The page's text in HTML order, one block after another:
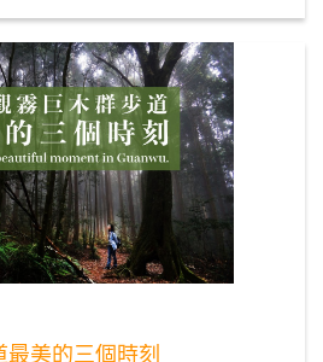
美的三個時刻